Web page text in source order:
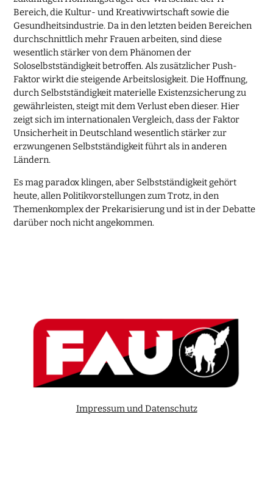
Bereich, die Kultur- und Kreativwirtschaft sowie die
Gesundheitsindustrie. Da in den letzten beiden Bereichen
durchschnittlich mehr Frauen arbeiten, sind diese
wesentlich stärker von dem Phänomen der
Soloselbstständigkeit betroffen. Als zusätzlicher Push-
Faktor wirkt die steigende Arbeitslosigkeit. Die Hoffnung,
durch Selbstständigkeit materielle Existenzsicherung zu
gewährleisten, steigt mit dem Verlust eben dieser. Hier
zeigt sich im internationalen Vergleich, dass der Faktor
Unsicherheit in Deutschland wesentlich stärker zur
erzwungenen Selbstständigkeit führt als in anderen
Ländern.
Es mag paradox klingen, aber Selbstständigkeit gehört
heute, allen Politikvorstellungen zum Trotz, in den
Themenkomplex der Prekarisierung und ist in der Debatte
darüber noch nicht angekommen.
Impressum und Datenschutz